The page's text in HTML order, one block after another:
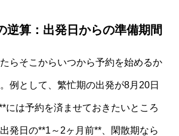
逆算：出発日からの準備期間
らそこからいつから予約を始めるか
例として、繁忙期の出発が8月20日
には予約を済ませておきたいところ
発日の**1～2ヶ月前**、閑散期なら